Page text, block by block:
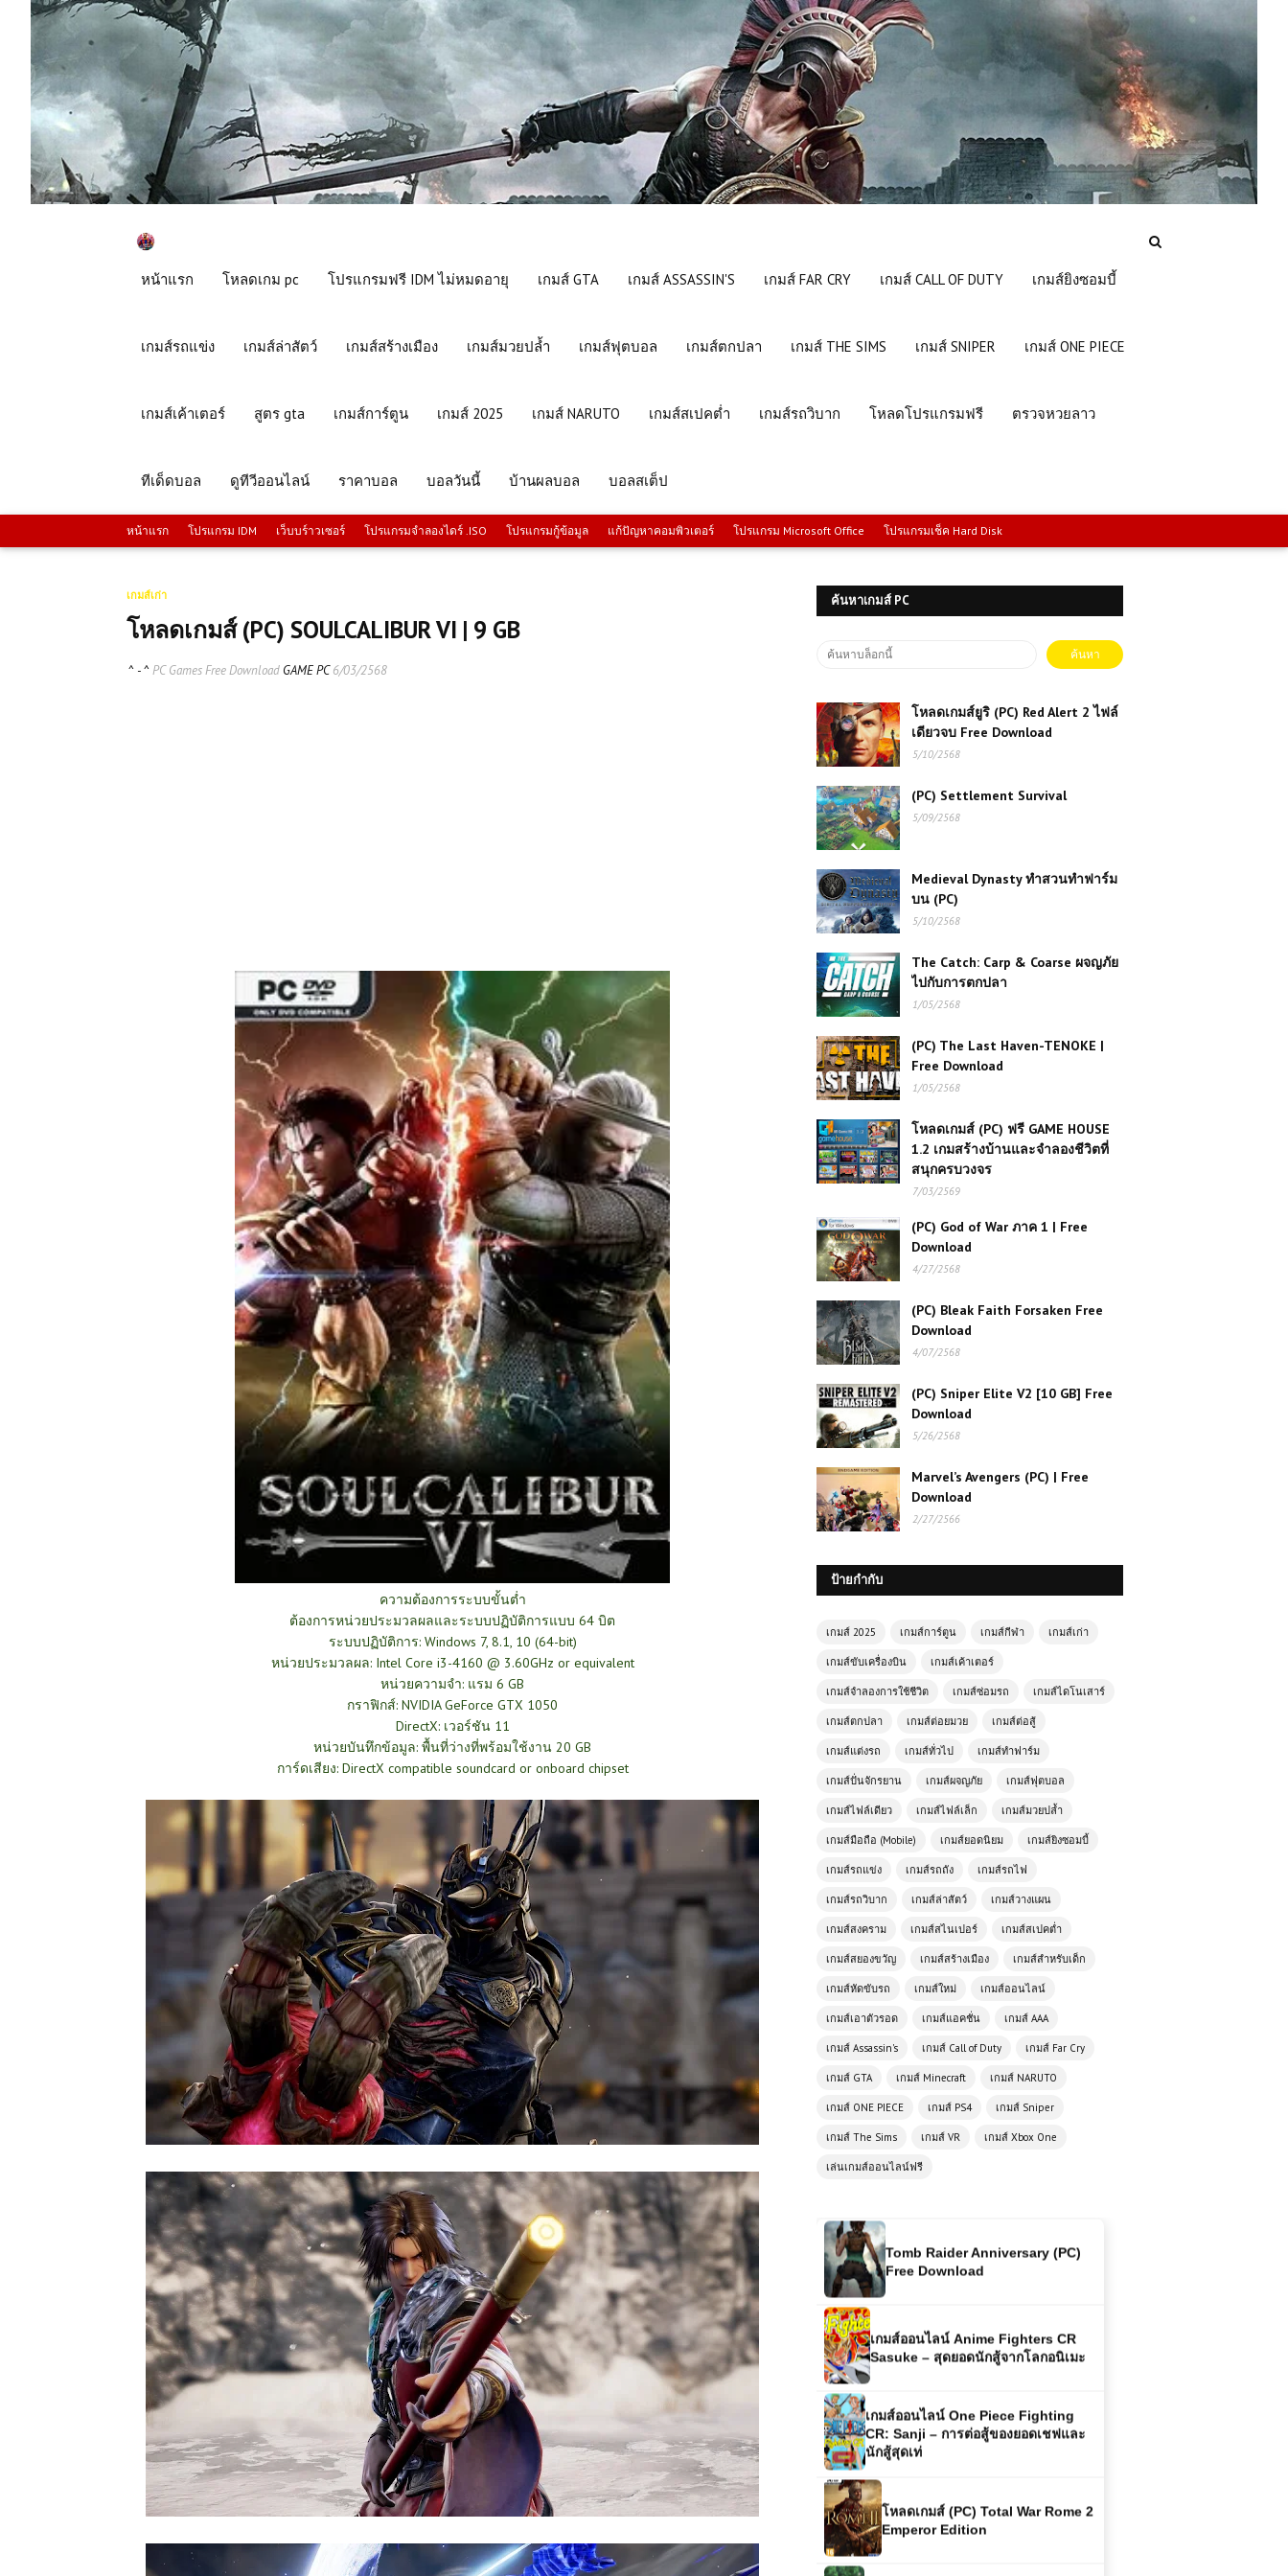
หน้าแรก โหลดเกม pc โปรแกรมฟรี IDM ไม่หมดอายุ เกมส์ GTA เกมส์ ASSASSIN'S เกมส์ FAR CRY เกมส์ CALL OF DUTY เกมส์ยิงซอมบี้
เกมส์รถแข่ง เกมส์ล่าสัตว์ เกมส์สร้างเมือง เกมส์มวยปล้ำ เกมส์ฟุตบอล เกมส์ตกปลา เกมส์ THE SIMS เกมส์ SNIPER เกมส์ ONE PIECE
เกมส์เค้าเตอร์ สูตร gta เกมส์การ์ตูน เกมส์ 2025 เกมส์ NARUTO เกมส์สเปคต่ำ เกมส์รถวิบาก โหลดโปรแกรมฟรี ตรวจหวยลาว
ทีเด็ดบอล ดูทีวีออนไลน์ ราคาบอล บอลวันนี้ บ้านผลบอล บอลสเต็ป
หน้าแรก โปรแกรม IDM เว็บบร์าวเซอร์ โปรแกรมจำลองไดร์ .ISO โปรแกรมกู้ข้อมูล แก้ปัญหาคอมพิวเตอร์ โปรแกรม Microsoft Office โปรแกรมเช็ค Hard Disk
เกมส์เก่า
โหลดเกมส์ (PC) SOULCALIBUR VI | 9 GB
^ - ^ PC Games Free Download GAME PC6/03/2568
ความต้องการระบบขั้นต่ำ
ต้องการหน่วยประมวลผลและระบบปฏิบัติการแบบ 64 บิต
ระบบปฏิบัติการ: Windows 7, 8.1, 10 (64-bit)
หน่วยประมวลผล: Intel Core i3-4160 @ 3.60GHz or equivalent
หน่วยความจำ: แรม 6 GB
กราฟิกส์: NVIDIA GeForce GTX 1050
DirectX: เวอร์ชัน 11
หน่วยบันทึกข้อมูล: พื้นที่ว่างที่พร้อมใช้งาน 20 GB
การ์ดเสียง: DirectX compatible soundcard or onboard chipset
ค้นหาเกมส์ PC
โหลดเกมส์ยูริ (PC) Red Alert 2 ไฟล์
เดียวจบ Free Download
5/10/2568
(PC) Settlement Survival
5/09/2568
Medieval Dynasty ทำสวนทำฟาร์ม
บน (PC)
5/10/2568
The Catch: Carp & Coarse ผจญภัย
ไปกับการตกปลา
1/05/2568
(PC) The Last Haven-TENOKE |
Free Download
1/05/2568
โหลดเกมส์ (PC) ฟรี GAME HOUSE
1.2 เกมสร้างบ้านและจำลองชีวิตที่
สนุกครบวงจร
7/03/2569
(PC) God of War ภาค 1 | Free
Download
4/27/2568
(PC) Bleak Faith Forsaken Free
Download
4/07/2568
(PC) Sniper Elite V2 [10 GB] Free
Download
5/26/2568
Marvel’s Avengers (PC) | Free
Download
2/27/2566
ป้ายกำกับ
เกมส์ 2025 เกมส์การ์ตูน เกมส์กีฬา เกมส์เก่า
เกมส์ขับเครื่องบิน เกมส์เค้าเตอร์
เกมส์จำลองการใช้ชีวิต เกมส์ซ่อมรถ เกมส์ไดโนเสาร์
เกมส์ตกปลา เกมส์ต่อยมวย เกมส์ต่อสู้
เกมส์แต่งรถ เกมส์ทั่วไป เกมส์ทำฟาร์ม
เกมส์ปั่นจักรยาน เกมส์ผจญภัย เกมส์ฟุตบอล
เกมส์ไฟล์เดียว เกมส์ไฟล์เล็ก เกมส์มวยปล้ำ
เกมส์มือถือ (Mobile) เกมส์ยอดนิยม เกมส์ยิงซอมบี้
เกมส์รถแข่ง เกมส์รถถัง เกมส์รถไฟ
เกมส์รถวิบาก เกมส์ล่าสัตว์ เกมส์วางแผน
เกมส์สงคราม เกมส์สไนเปอร์ เกมส์สเปคต่ำ
เกมส์สยองขวัญ เกมส์สร้างเมือง เกมส์สำหรับเด็ก
เกมส์หัดขับรถ เกมส์ใหม่ เกมส์ออนไลน์
เกมส์เอาตัวรอด เกมส์แอคชั่น เกมส์ AAA
เกมส์ Assassin's เกมส์ Call of Duty เกมส์ Far Cry
เกมส์ GTA เกมส์ Minecraft เกมส์ NARUTO
เกมส์ ONE PIECE เกมส์ PS4 เกมส์ Sniper
เกมส์ The Sims เกมส์ VR เกมส์ Xbox One
เล่นเกมส์ออนไลน์ฟรี
เกมออนไลน์ฟรี Fort Drifter ผจญภัย
ในโลกของความเร็วและกลยุทธ์
เล่นเกมส์ออนไลน์ฟรี Tiny Crash
จิ๋วแล้วชนให้ยับ!
เกมส์ออนไลน์ฟรี Julie Beauty Salon
อาชีพ
เกมส์ออนไลน์ Anime Fighters CR
Sasuke – สุดยอดนักสู้จากโลกอนิเมะ
เกมส์ออนไลน์ One Piece Fighting
CR: Sanji – การต่อสู้ของยอดเชฟและ
นักสู้สุดเท่
โหลดเกมส์ (PC) Total War Rome 2
เกมส์ออนไลน์ฟรี Naruto Bike
Delivery – เกมมอเตอร์ไซค์ส่งของสุด
มันส์ในโลกนินจา